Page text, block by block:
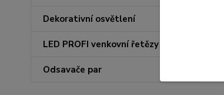
Dekorativní osvětlení
LED PROFI venkovní řetězy
Odsavače par